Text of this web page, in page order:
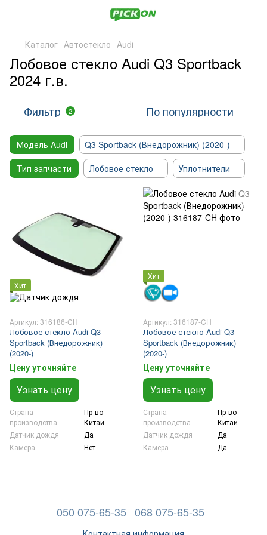
Каталог Автостекло Audi
Лобовое стекло Audi Q3 Sportback
2024 г.в.
Фильтр 2 По популярности
Модель Audi
Q3 Sportback (Внедорожник) (2020-)
Тип запчасти
Лобовое стекло Уплотнители
Хит
Артикул: 316186-CH
Лобовое стекло Audi Q3
Sportback (Внедорожник)
(2020-)
Цену уточняйте
Узнать цену
Страна
производства
Пр-во
Китай
Датчик дождя
Да
Камера
Нет
Хит
Артикул: 316187-CH
Лобовое стекло Audi Q3
Sportback (Внедорожник)
(2020-)
Цену уточняйте
Узнать цену
Страна
производства
Пр-во
Китай
Датчик дождя
Да
Камера
Да
050 075-65-35 068 075-65-35